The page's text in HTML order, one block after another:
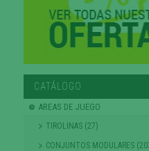
CATÁLOGO
AREAS DE JUEGO
TIROLINAS (27)
CONJUNTOS MODULARES